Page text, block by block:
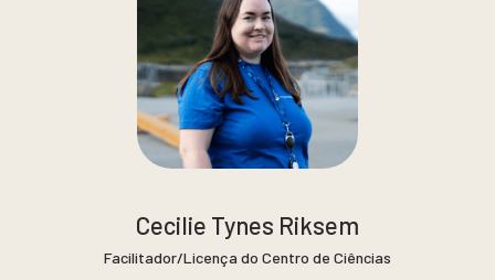
Cecilie Tynes Riksem
Facilitador/Licença do Centro de Ciências